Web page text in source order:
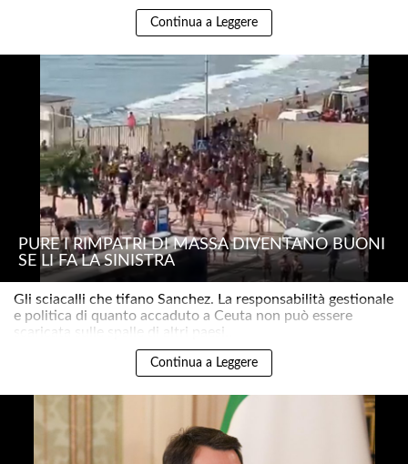
Continua a Leggere
PURE I RIMPATRI DI MASSA DIVENTANO BUONI
SE LI FA LA SINISTRA
Gli sciacalli che tifano Sanchez. La responsabilità gestionale
e politica di quanto accaduto a Ceuta non può essere
scaricata sulle spalle di altri paesi..
Continua a Leggere